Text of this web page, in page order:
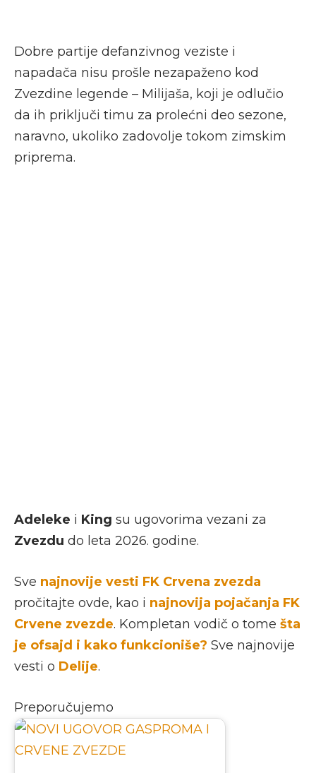
Dobre partije defanzivnog veziste i
napadača nisu prošle nezapaženo kod
Zvezdine legende – Milijaša, koji je odlučio
da ih priključi timu za prolećni deo sezone,
naravno, ukoliko zadovolje tokom zimskim
priprema.
Adeleke i King su ugovorima vezani za
Zvezdu do leta 2026. godine.
Sve najnovije vesti FK Crvena zvezda
pročitajte ovde, kao i najnovija pojačanja FK
Crvene zvezde. Kompletan vodič o tome šta
je ofsajd i kako funkcioniše? Sve najnovije
vesti o Delije.
Preporučujemo